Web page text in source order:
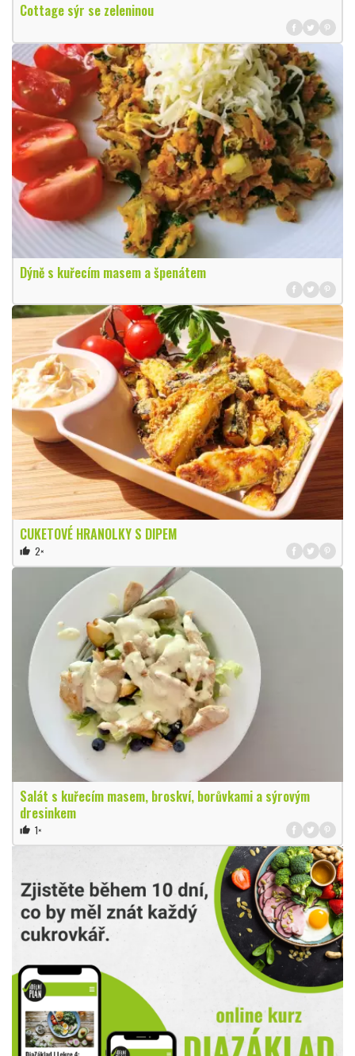
Cottage sýr se zeleninou
Dýně s kuřecím masem a špenátem
CUKETOVÉ HRANOLKY S DIPEM
thumb_up 2×
Salát s kuřecím masem, broskví, borůvkami a sýrovým
dresinkem
thumb_up 1×